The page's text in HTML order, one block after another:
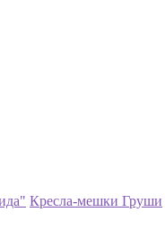
Кресла-мешки Груши